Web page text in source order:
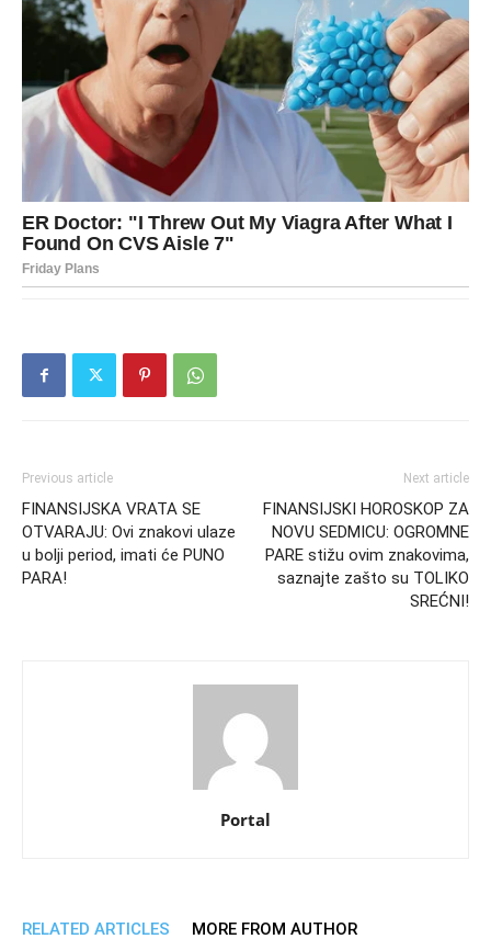
Previous article
FINANSIJSKA VRATA SE
OTVARAJU: Ovi znakovi ulaze
u bolji period, imati će PUNO
PARA!
Next article
FINANSIJSKI HOROSKOP ZA
NOVU SEDMICU: OGROMNE
PARE stižu ovim znakovima,
saznajte zašto su TOLIKO
SREĆNI!
Portal
RELATED ARTICLES MORE FROM AUTHOR